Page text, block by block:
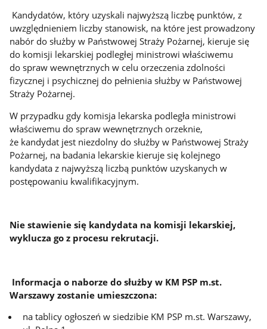
Kandydatów, który uzyskali najwyższą liczbę punktów, z
uwzględnieniem liczby stanowisk, na które jest prowadzony
nabór do służby w Państwowej Straży Pożarnej, kieruje się
do komisji lekarskiej podległej ministrowi właściwemu
do spraw wewnętrznych w celu orzeczenia zdolności
fizycznej i psychicznej do pełnienia służby w Państwowej
Straży Pożarnej.
W przypadku gdy komisja lekarska podległa ministrowi
właściwemu do spraw wewnętrznych orzeknie,
że kandydat jest niezdolny do służby w Państwowej Straży
Pożarnej, na badania lekarskie kieruje się kolejnego
kandydata z najwyższą liczbą punktów uzyskanych w
postępowaniu kwalifikacyjnym.
Nie stawienie się kandydata na komisji lekarskiej,
wyklucza go z procesu rekrutacji.
Informacja o naborze do służby w KM PSP m.st.
Warszawy zostanie umieszczona:
na tablicy ogłoszeń w siedzibie KM PSP m.st. Warszawy,